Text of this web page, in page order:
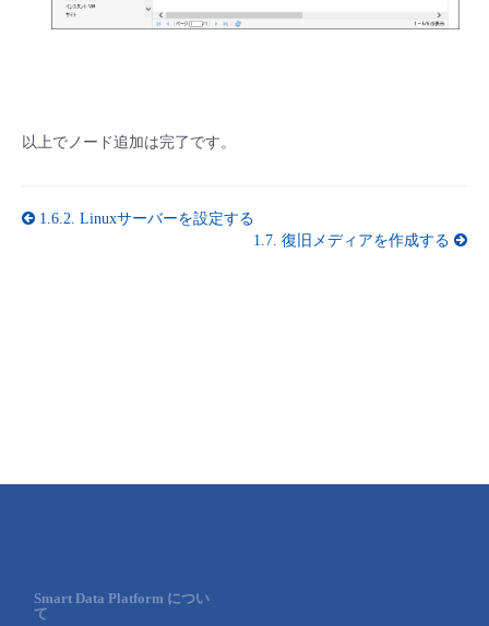
以上でノード追加は完了です。
1.6.2. Linuxサーバーを設定する
1.7. 復旧メディアを作成する
Smart Data Platform につい
て